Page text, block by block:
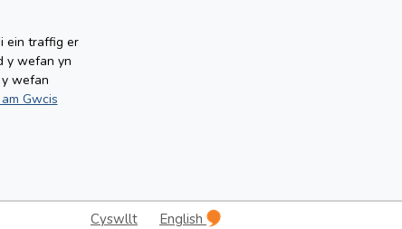
ein traffig er
y wefan yn
wefan
Gwcis
Cyswllt English